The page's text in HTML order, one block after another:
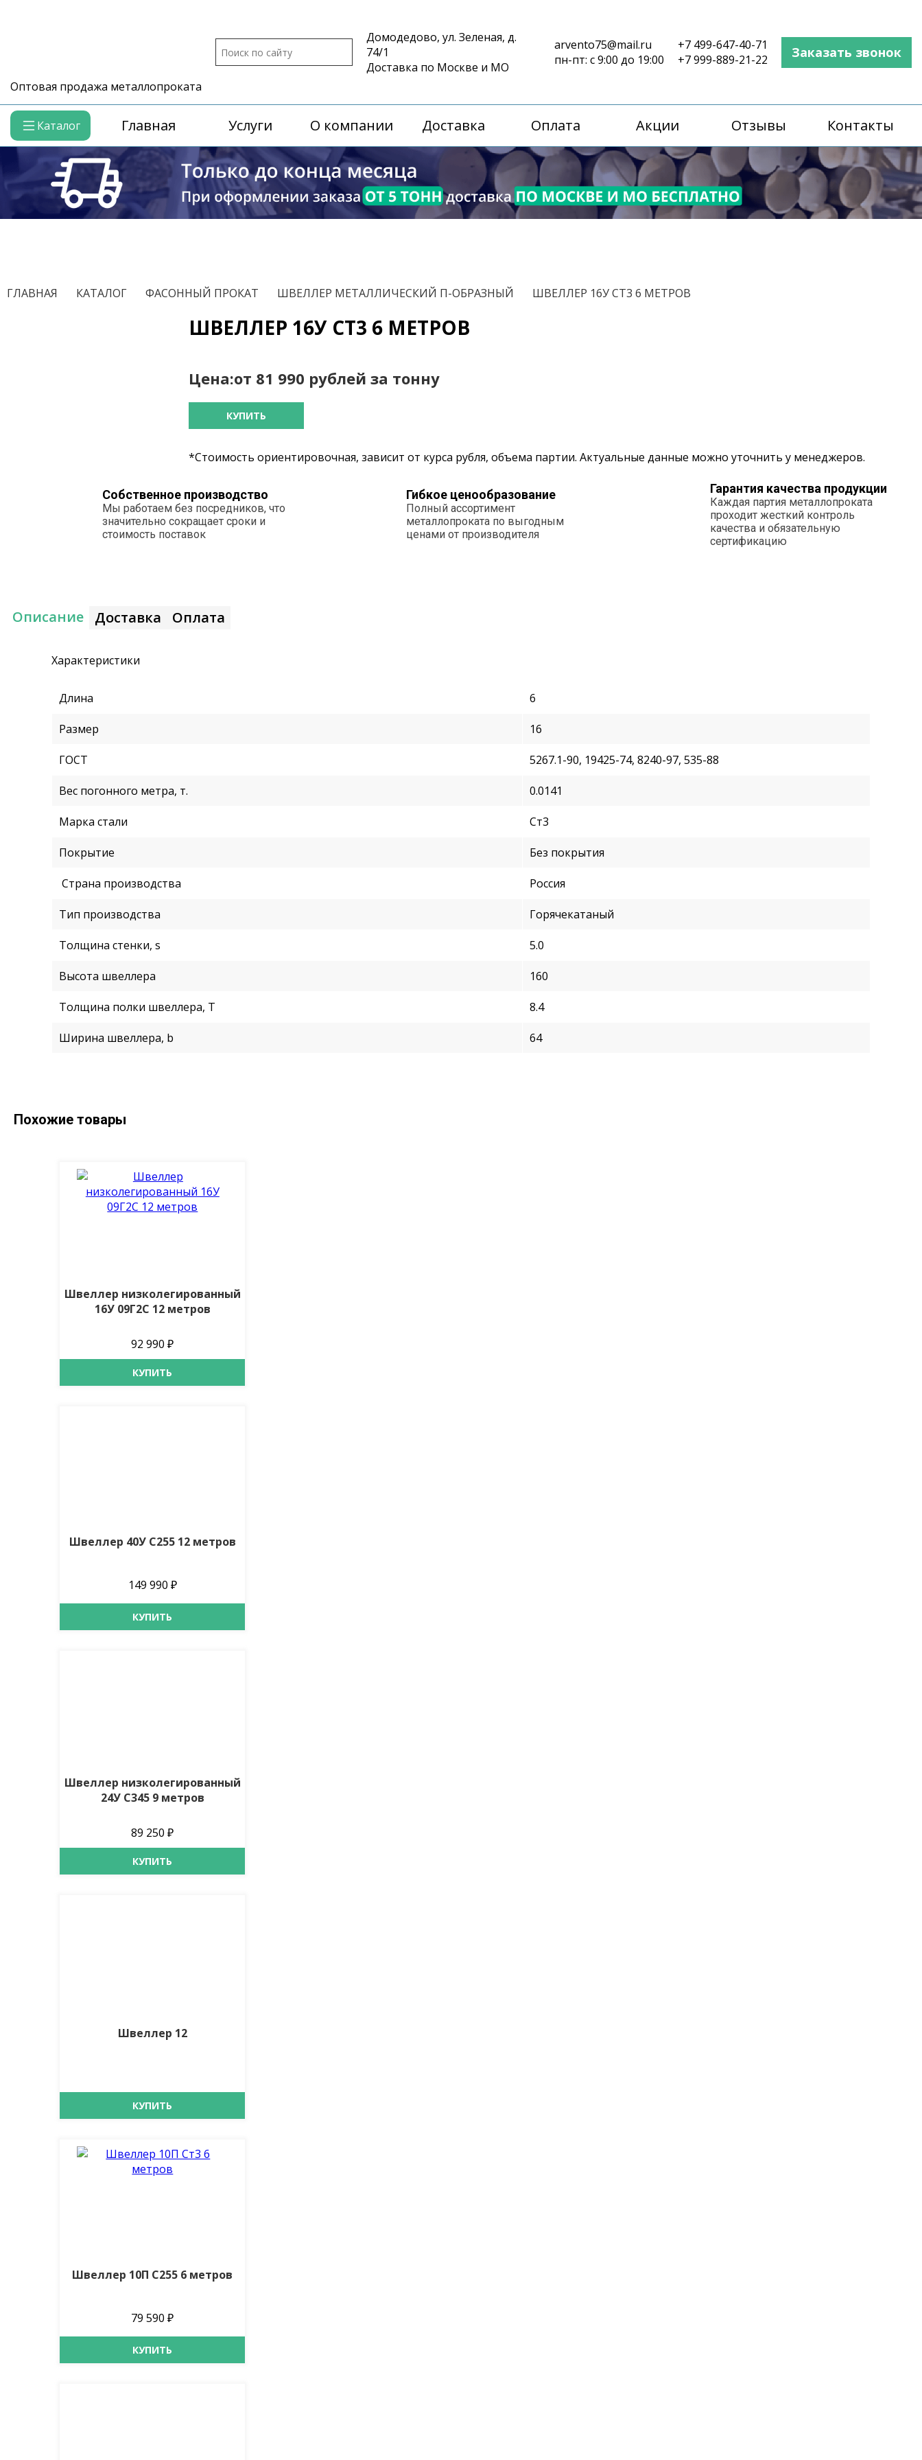
Оптовая продажа металлопроката
Домодедово, ул. Зеленая, д.
74/1
Доставка по Москве и МО
arvento75@mail.ru
пн-пт: с 9:00 до 19:00
+7 499-647-40-71
+7 999-889-21-22
Заказать звонок
Каталог Главная Услуги О компании Доставка Оплата Акции Отзывы Контакты
ГЛАВНАЯ КАТАЛОГ ФАСОННЫЙ ПРОКАТ ШВЕЛЛЕР МЕТАЛЛИЧЕСКИЙ П-ОБРАЗНЫЙ ШВЕЛЛЕР 16У СТ3 6 МЕТРОВ
ШВЕЛЛЕР 16У СТ3 6 МЕТРОВ
Цена:от 81 990 рублей за тонну
КУПИТЬ
*Стоимость ориентировочная, зависит от курса рубля, объема партии. Актуальные данные можно уточнить у менеджеров.
Собственное производство
Мы работаем без посредников, что
значительно сокращает сроки и
стоимость поставок
Гибкое ценообразование
Полный ассортимент
металлопроката по выгодным
ценами от производителя
Гарантия качества продукции
Каждая партия металлопроката
проходит жесткий контроль
качества и обязательную
сертификацию
Описание Доставка Оплата
Характеристики
Длина 6
Размер 16
ГОСТ 5267.1-90, 19425-74, 8240-97, 535-88
Вес погонного метра, т. 0.0141
Марка стали Ст3
Покрытие Без покрытия
Страна производства Россия
Тип производства Горячекатаный
Толщина стенки, s 5.0
Высота швеллера 160
Толщина полки швеллера, T 8.4
Ширина швеллера, b 64
Похожие товары
Швеллер низколегированный
16У 09Г2С 12 метров
92 990 ₽
КУПИТЬ
Швеллер 40У С255 12 метров
149 990 ₽
КУПИТЬ
Швеллер низколегированный
24У С345 9 метров
89 250 ₽
КУПИТЬ
Швеллер 12
КУПИТЬ
Швеллер 10П С255 6 метров
79 590 ₽
КУПИТЬ